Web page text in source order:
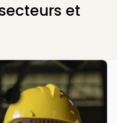
et